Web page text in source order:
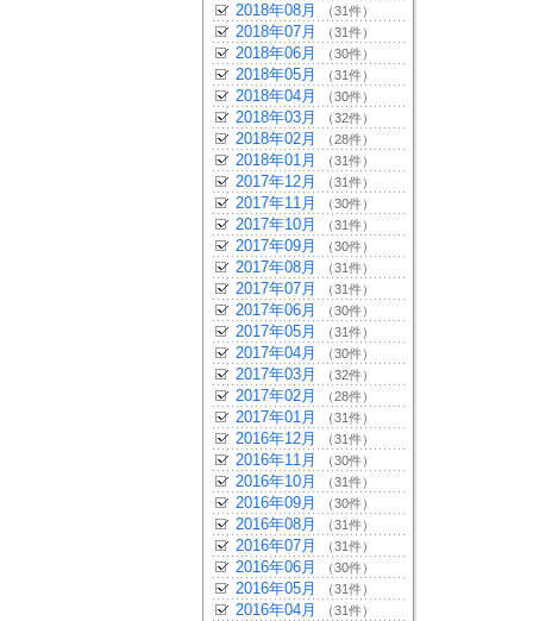
2018年08月 （31件）
2018年07月 （31件）
2018年06月 （30件）
2018年05月 （31件）
2018年04月 （30件）
2018年03月 （32件）
2018年02月 （28件）
2018年01月 （31件）
2017年12月 （31件）
2017年11月 （30件）
2017年10月 （31件）
2017年09月 （30件）
2017年08月 （31件）
2017年07月 （31件）
2017年06月 （30件）
2017年05月 （31件）
2017年04月 （30件）
2017年03月 （32件）
2017年02月 （28件）
2017年01月 （31件）
2016年12月 （31件）
2016年11月 （30件）
2016年10月 （31件）
2016年09月 （30件）
2016年08月 （31件）
2016年07月 （31件）
2016年06月 （30件）
2016年05月 （31件）
2016年04月 （31件）